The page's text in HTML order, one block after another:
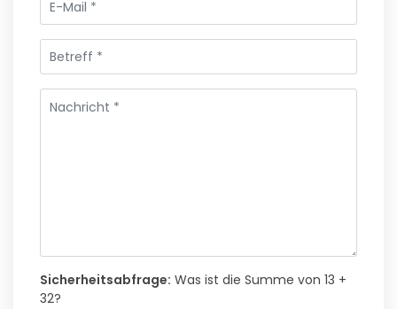
Sicherheitsabfrage: Was ist die Summe von 13 +
32?